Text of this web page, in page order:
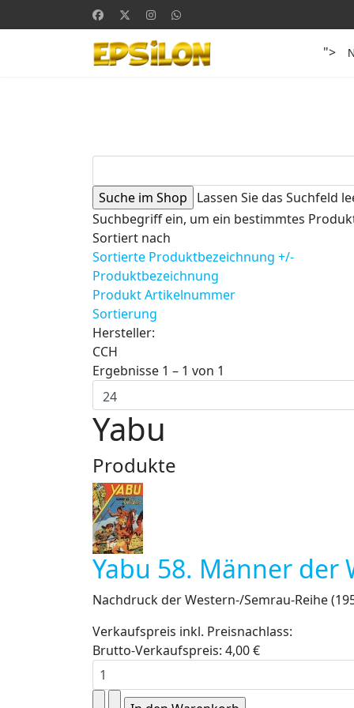
">
Lassen Sie das Suchfeld
Suchbegriff ein, um ein bestimmtes
Sortiert nach
Sortierte Produktbezeichnung +/-
Produktbezeichnung
Produkt Artikelnummer
Sortierung
Hersteller:
CCH
Ergebnisse 1 – 1 von 1
Yabu
Produkte
Yabu 58. Männer der
Nachdruck der Western-/Semrau-Reihe
Verkaufspreis inkl. Preisnachlass:
Brutto-Verkaufspreis: 4,00 €